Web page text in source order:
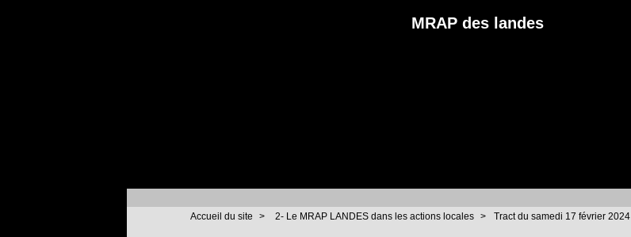
MRAP des landes
Accueil du site > 2- Le MRAP LANDES dans les actions locales > Tract du samedi 17 février 2024